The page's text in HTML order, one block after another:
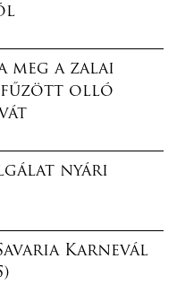
meg a zalai
olló
nyári
Karnevál